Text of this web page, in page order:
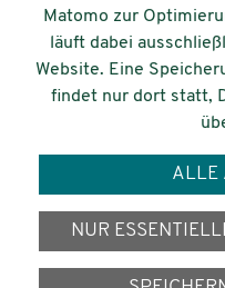
Barrierefreiheit
© 2026 Deutsches
Integrations-
und
Matomo zur
läuft dabei
Website. Eine
findet nur dort statt,
ALLE
NUR